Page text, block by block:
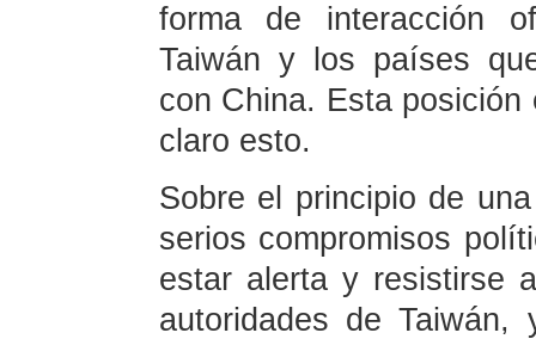
forma de interacción
Taiwán y los países
con China. Esta
claro esto.
Sobre el principio de
serios compromisos
estar alerta y resistirse
autoridades de